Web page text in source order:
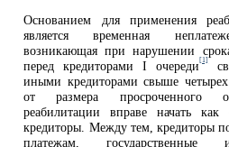
Основанием для применения
является временная
возникающая при нарушении
перед кредиторами I очереди[1]
иными кредиторами свыше
от размера просроченного
реабилитации вправе начать
кредиторы. Между тем, кредиторы
платежам, государственные и